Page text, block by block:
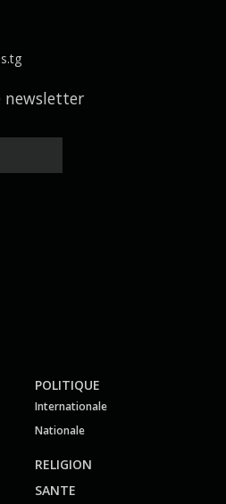
newsletter
POLITIQUE
Internationale
Nationale
RELIGION
SANTE